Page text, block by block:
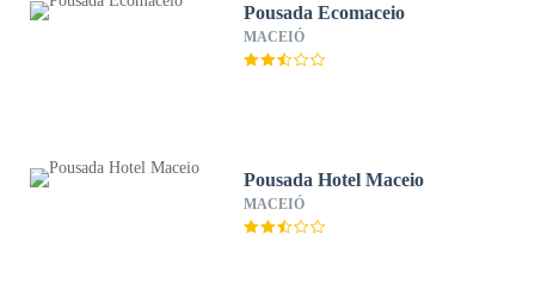
Pousada Ecomaceio
MACEIÓ
Pousada Hotel Maceio
MACEIÓ